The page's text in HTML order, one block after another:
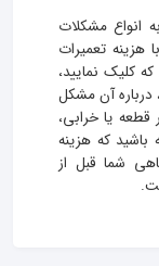
انواع مشکلات
هزینه تعمیرات
کلیک نمایید،
آن مشکل
قطعه یا خرابی،
باشید که هزینه
شما قبل از